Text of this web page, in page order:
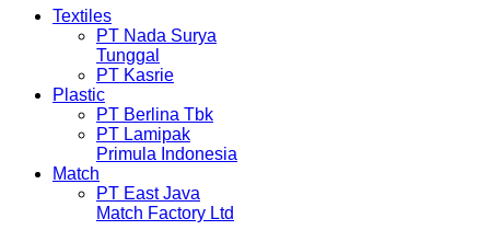
Textiles
PT Nada Surya
Tunggal
PT Kasrie
Plastic
PT Berlina Tbk
PT Lamipak
Primula Indonesia
Match
PT East Java
Match Factory Ltd